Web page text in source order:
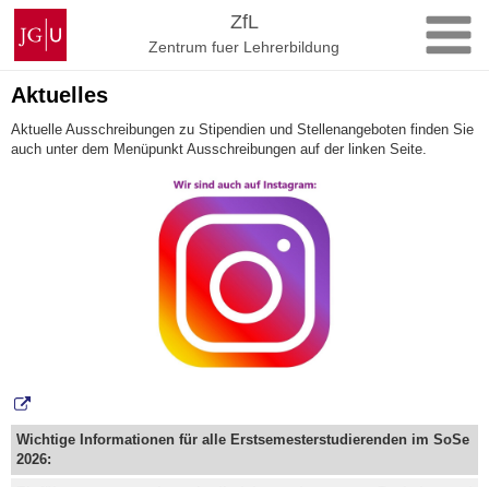
Zum
Inhalt
springen
Johannes
Gutenberg-
Universität
Mainz
ZfL
Zentrum fuer Lehrerbildung
Aktuelles
Aktuelle Ausschreibungen zu Stipendien und Stellenangeboten finden Sie
auch unter dem Menüpunkt Ausschreibungen auf der linken Seite.
Wichtige Informationen für alle Erstsemesterstudierenden im SoSe
2026: